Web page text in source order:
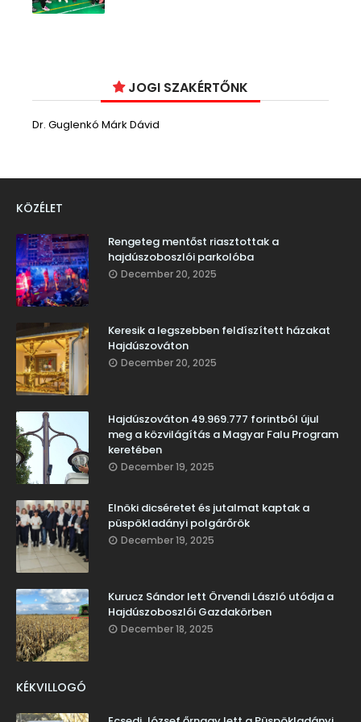
JOGI SZAKÉRTŐNK
Dr. Guglenkó Márk Dávid
KÖZÉLET
Rengeteg mentőst riasztottak a
hajdúszoboszlói parkolóba
December 20, 2025
Keresik a legszebben feldíszített házakat
Hajdúszováton
December 20, 2025
Hajdúszováton 49.969.777 forintból újul
meg a közvilágítás a Magyar Falu Program
keretében
December 19, 2025
Elnöki dicséretet és jutalmat kaptak a
püspökladányi polgárőrök
December 19, 2025
Kurucz Sándor lett Örvendi László utódja a
Hajdúszoboszlói Gazdakörben
December 18, 2025
KÉKVILLOGÓ